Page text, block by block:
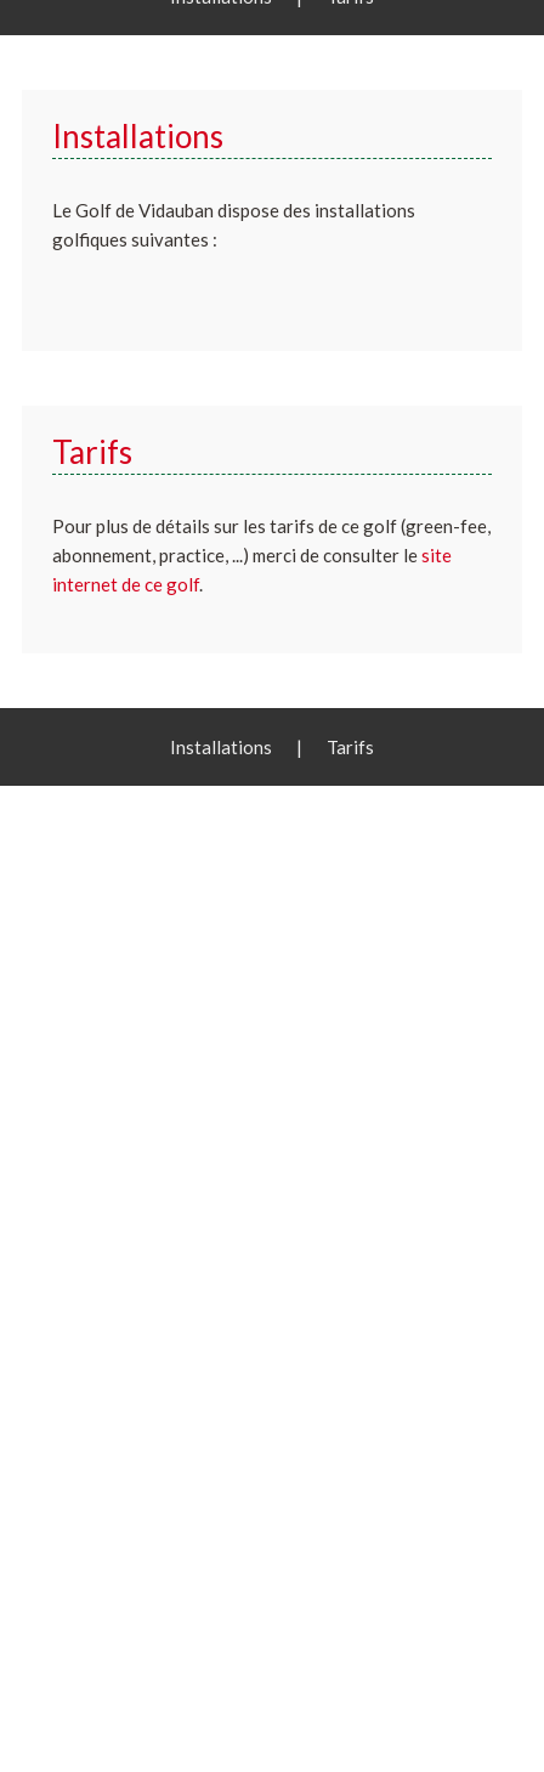
Installations
Le Golf de Vidauban dispose des installations
golfiques suivantes :
Tarifs
Pour plus de détails sur les tarifs de ce golf (green-fee,
abonnement, practice, ...) merci de consulter lesite
internet de ce golf.
Installations | Tarifs